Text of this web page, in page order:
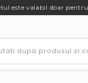
este valabil doar pentru